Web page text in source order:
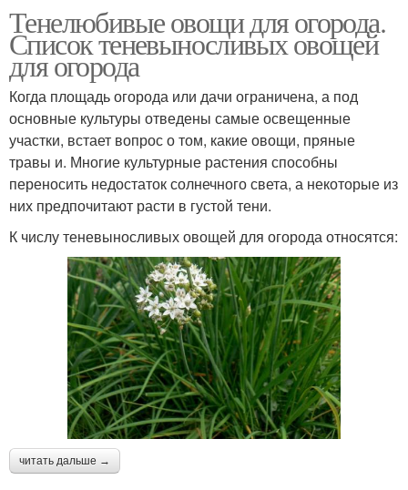
Тенелюбивые овощи для огорода.
Список теневыносливых овощей
для огорода
Когда площадь огорода или дачи ограничена, а под
основные культуры отведены самые освещенные
участки, встает вопрос о том, какие овощи, пряные
травы и. Многие культурные растения способны
переносить недостаток солнечного света, а некоторые из
них предпочитают расти в густой тени.
К числу теневыносливых овощей для огорода относятся:
читать дальше →